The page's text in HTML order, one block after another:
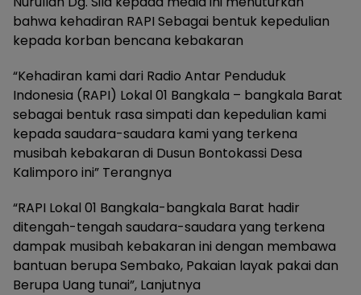
bahwa kehadiran RAPI Sebagai bentuk kepedulian
kepada korban bencana kebakaran
“Kehadiran kami dari Radio Antar Penduduk
Indonesia (RAPI) Lokal 01 Bangkala – bangkala Barat
sebagai bentuk rasa simpati dan kepedulian kami
kepada saudara-saudara kami yang terkena
musibah kebakaran di Dusun Bontokassi Desa
Kalimporo ini” Terangnya
“RAPI Lokal 01 Bangkala-bangkala Barat hadir
ditengah-tengah saudara-saudara yang terkena
dampak musibah kebakaran ini dengan membawa
bantuan berupa Sembako, Pakaian layak pakai dan
Berupa Uang tunai”, Lanjutnya